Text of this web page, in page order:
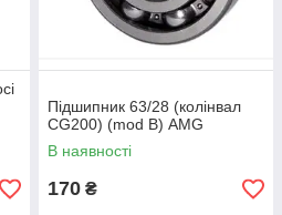
Підшипник 63/28 (колінвал
CG200) (mod B) AMG
В наявності
170 ₴